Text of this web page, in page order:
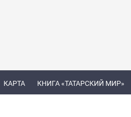
КАРТА КНИГА «ТАТАРСКИЙ МИР»